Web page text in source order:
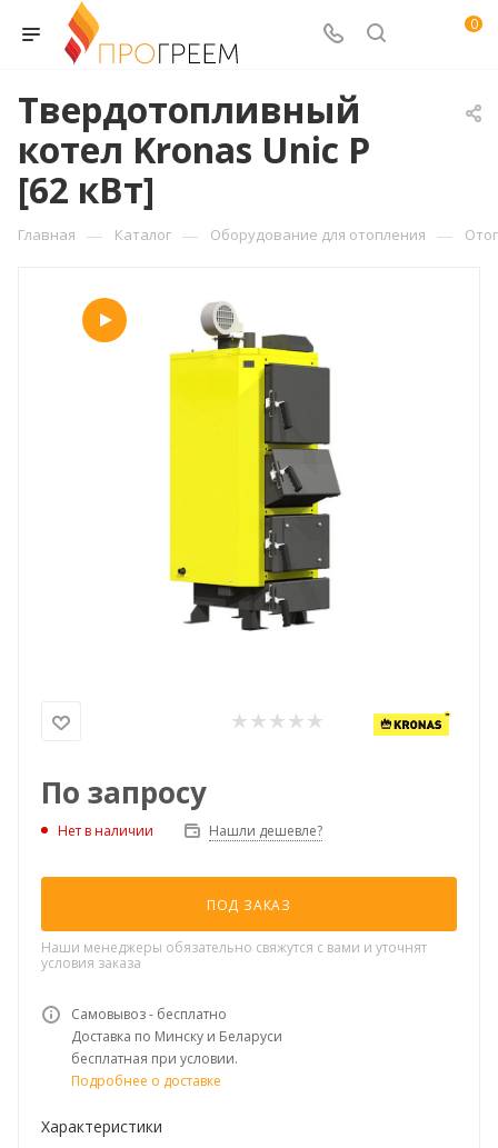
0
Твердотопливный
котел Kronas Unic P
[62 кВт]
Главная — Каталог — Оборудование для отопления —
По запросу
Нет в наличии Нашли дешевле?
ПОД ЗАКАЗ
Наши менеджеры обязательно свяжутся с вами и уточнят
условия заказа
Самовывоз - бесплатно
Доставка по Минску и Беларуси
бесплатная при условии.
Подробнее о доставке
Характеристики